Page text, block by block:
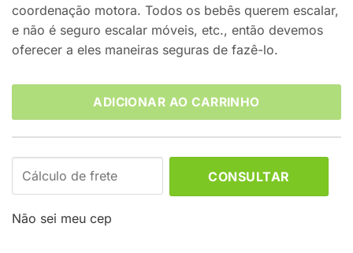
coordenação motora. Todos os bebês querem escalar,
e não é seguro escalar móveis, etc., então devemos
oferecer a eles maneiras seguras de fazê-lo.
ADICIONAR AO CARRINHO
CONSULTAR
Não sei meu cep